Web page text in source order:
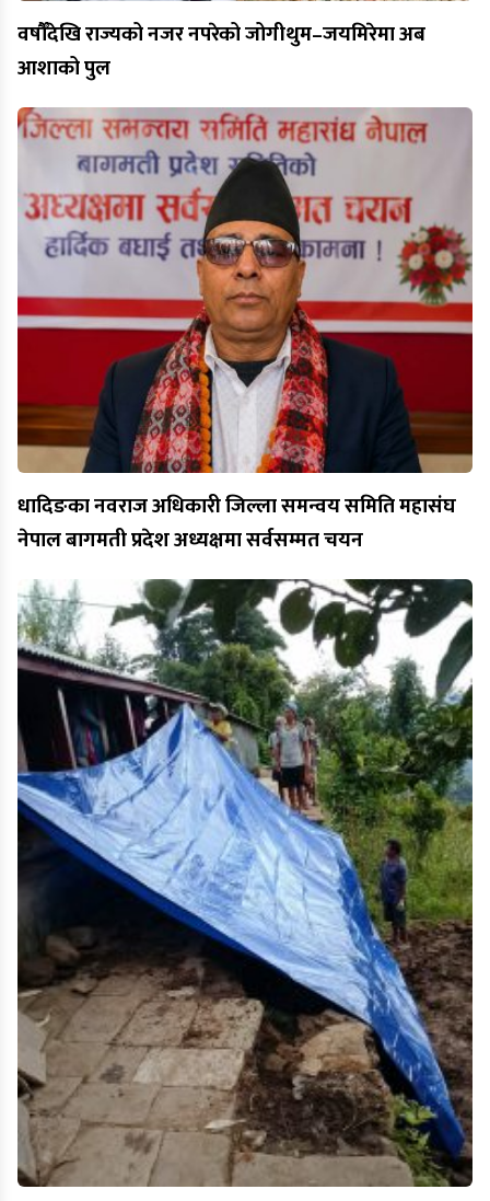
वर्षौँदेखि राज्यको नजर नपरेको जोगीथुम–जयमिरेमा अब
आशाको पुल
धादिङका नवराज अधिकारी जिल्ला समन्वय समिति महासंघ
नेपाल बागमती प्रदेश अध्यक्षमा सर्वसम्मत चयन